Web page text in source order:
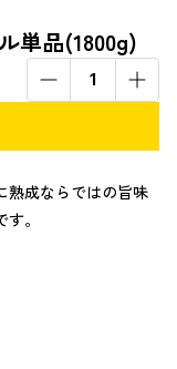
単品(1800g)
1
熟成ならではの旨味
。